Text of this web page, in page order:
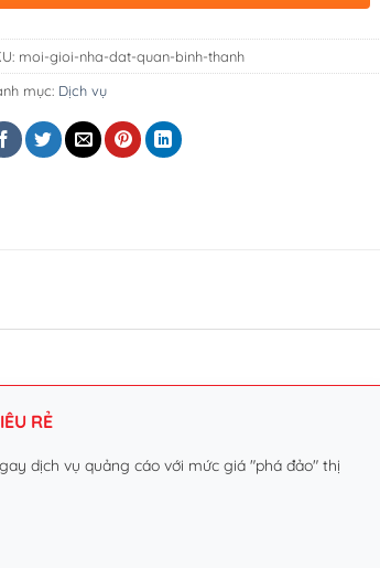
moi-gioi-nha-dat-quan-binh-thanh
mục: Dịch vụ
RẺ
dịch vụ quảng cáo với mức giá "phá đảo" thị